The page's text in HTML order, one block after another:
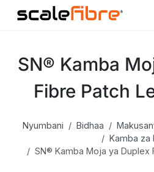
SN® Kamba
Fibre Patch
Nyumbani Bidhaa
Kamba za
SN® Kamba Moja ya Duplex